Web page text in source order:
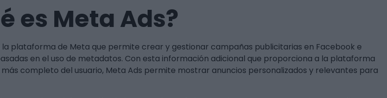
es Meta Ads?
la plataforma de Meta que permite crear y gestionar campañas publicitarias en Facebook e
en el uso de metadatos. Con esta información adicional que proporciona a la plataforma
completo del usuario, Meta Ads permite mostrar anuncios personalizados y relevantes para